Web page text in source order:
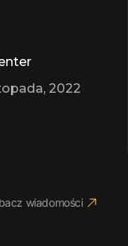
2022
wiadomości